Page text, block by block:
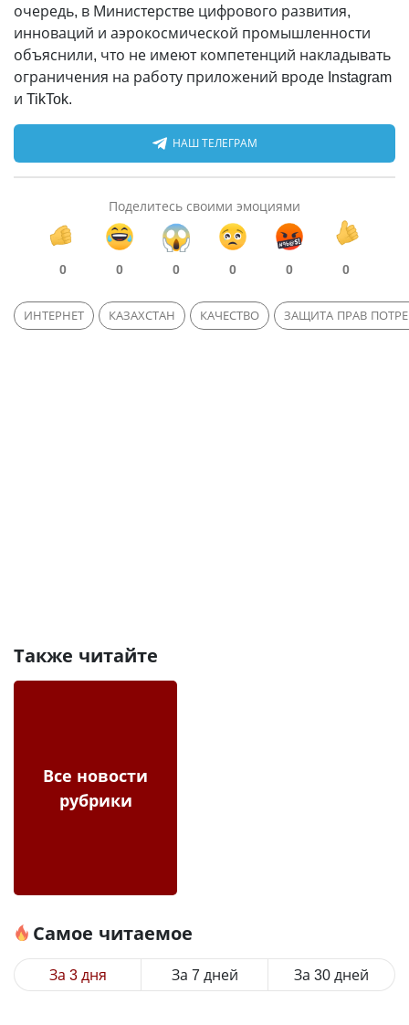
очередь, в Министерстве цифрового развития,
инноваций и аэрокосмической промышленности
объяснили, что не имеют компетенций накладывать
ограничения на работу приложений вроде Instagram
и TikTok.
НАШ ТЕЛЕГРАМ
Поделитесь своими эмоциями
0 0 0 0 0 0
ИНТЕРНЕТ КАЗАХСТАН КАЧЕСТВО ЗАЩИТА ПРАВ
Также читайте
Все новости
рубрики
Самое читаемое
За 3 дня За 7 дней За 30 дней